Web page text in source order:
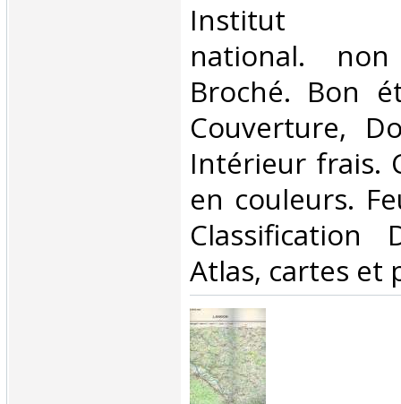
‎Institut
national.
Broché. Bon
Couverture,
Intérieur frais.
en couleurs.
Classification
Atlas, cartes et